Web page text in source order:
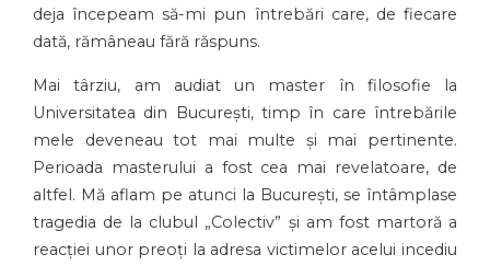
deja începeam să-mi pun întrebări care, de fiecare
dată, rămâneau fără răspuns.
Mai târziu, am audiat un master în filosofie la
Universitatea din București, timp în care întrebările
mele deveneau tot mai multe și mai pertinente.
Perioada masterului a fost cea mai revelatoare, de
altfel. Mă aflam pe atunci la București, se întâmplase
tragedia de la clubul „Colectiv” și am fost martoră a
reacției unor preoți la adresa victimelor acelui incediu